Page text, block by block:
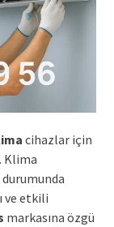
cihazlar için
Klima
ve etkili
markasına özgü